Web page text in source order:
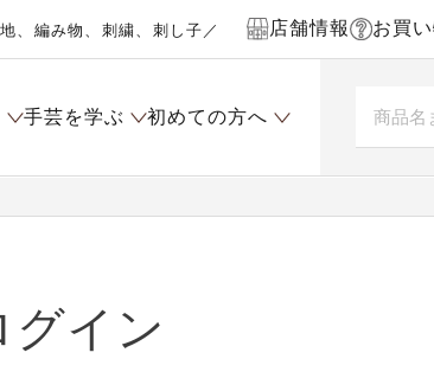
、編み物、刺繍、刺し子／ 店舗情報 お買
手芸を学ぶ 初めての方へ
グイン